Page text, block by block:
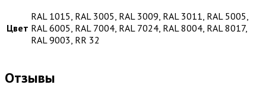
Цвет
RAL 1015, RAL 3005, RAL 3009, RAL 3011, RAL 5005,
RAL 6005, RAL 7004, RAL 7024, RAL 8004, RAL 8017,
RAL 9003, RR 32
Отзывы